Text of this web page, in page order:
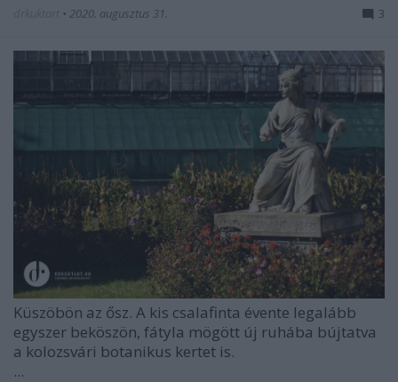
• 2020. augusztus 31. 3
Küszöbön az ősz. A kis csalafinta évente legalább
egyszer beköszön, fátyla mögött új ruhába bújtatva
a kolozsvári botanikus kertet is.
...